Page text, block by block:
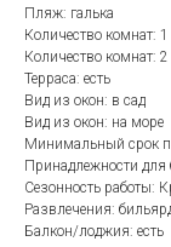
Пляж: галька
Количество комнат: 1
Количество комнат: 2
Терраса: есть
Вид из окон: в сад
Вид из окон: на море
Минимальный срок
Принадлежности для
Сезонность работы:
Развлечения:
Балкон/лоджия: есть